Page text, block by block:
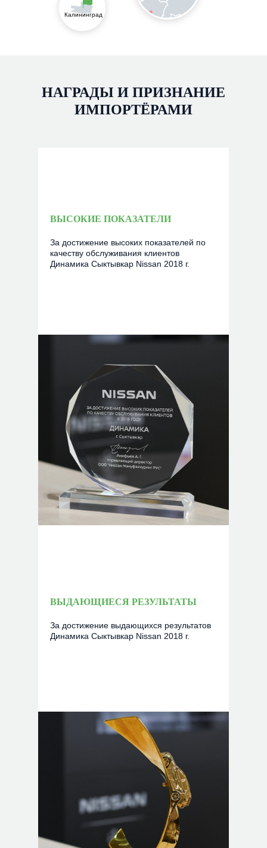
Калининград
НАГРАДЫ И ПРИЗНАНИЕ
ИМПОРТЁРАМИ
ВЫСОКИЕ ПОКАЗАТЕЛИ
За достижение высоких показателей по
качеству обслуживания клиентов
Динамика Сыктывкар Nissan 2018 г.
ВЫДАЮЩИЕСЯ РЕЗУЛЬТАТЫ
За достижение выдающихся результатов
Динамика Сыктывкар Nissan 2018 г.